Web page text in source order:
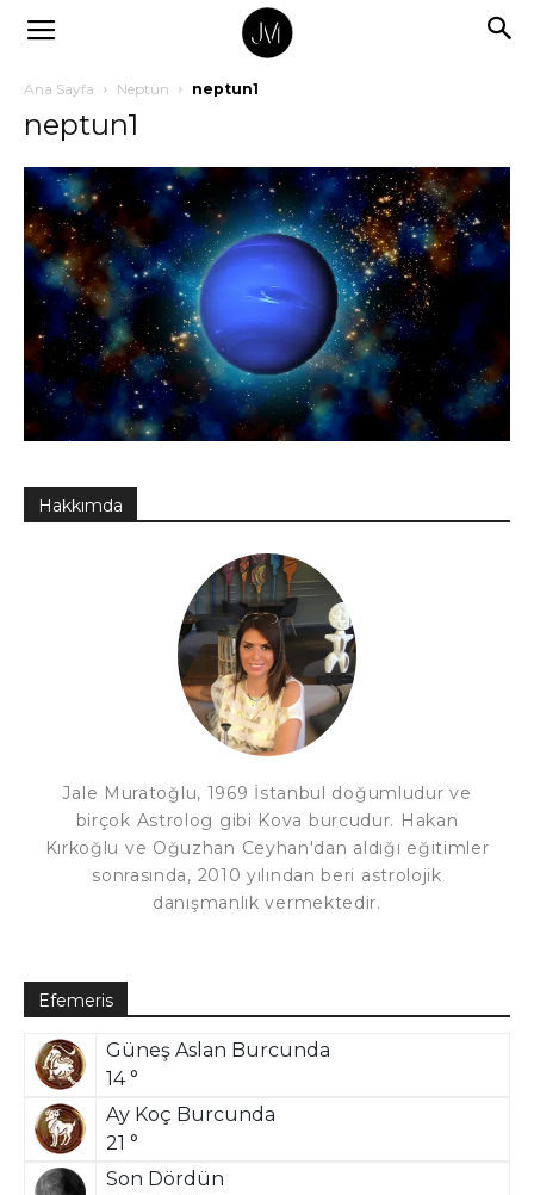
Ana Sayfa Neptün neptun1
neptun1
Hakkımda
Jale Muratoğlu, 1969 İstanbul doğumludur ve
birçok Astrolog gibi Kova burcudur. Hakan
Kırkoğlu ve Oğuzhan Ceyhan'dan aldığı eğitimler
sonrasında, 2010 yılından beri astrolojik
danışmanlık vermektedir.
Efemeris
Güneş Aslan Burcunda
14 °
Ay Koç Burcunda
21 °
Son Dördün